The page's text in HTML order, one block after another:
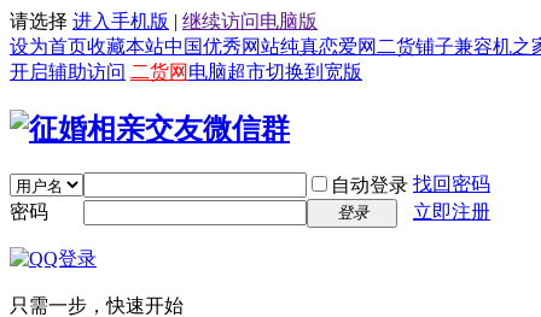
请选择 进入手机版 | 继续访问电脑版
设为首页收藏本站中国优秀网站纯真恋爱网 二货铺子兼容机之
开启辅助访问 二货网 电脑超市切换到宽版
自动登录 找回密码
密码
登录 立即注册
只需一步，快速开始